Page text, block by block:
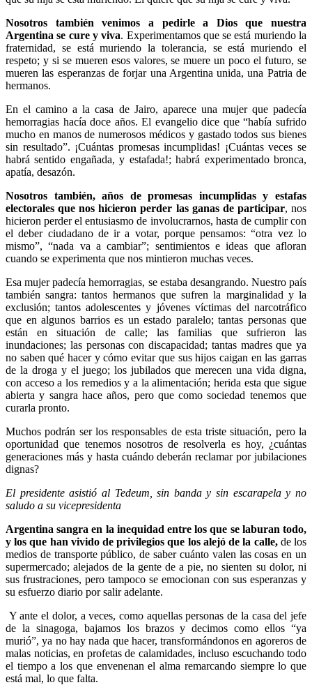
Nosotros también venimos a pedirle a Dios que nuestra
Argentina se cure y viva. Experimentamos que se está muriendo la
fraternidad, se está muriendo la tolerancia, se está muriendo el
respeto; y si se mueren esos valores, se muere un poco el futuro, se
mueren las esperanzas de forjar una Argentina unida, una Patria de
hermanos.
En el camino a la casa de Jairo, aparece una mujer que padecía
hemorragias hacía doce años. El evangelio dice que “había sufrido
mucho en manos de numerosos médicos y gastado todos sus bienes
sin resultado”. ¡Cuántas promesas incumplidas! ¡Cuántas veces se
habrá sentido engañada, y estafada!; habrá experimentado bronca,
apatía, desazón.
Nosotros también, años de promesas incumplidas y estafas
electorales que nos hicieron perder las ganas de participar, nos
hicieron perder el entusiasmo de involucrarnos, hasta de cumplir con
el deber ciudadano de ir a votar, porque pensamos: “otra vez lo
mismo”, “nada va a cambiar”; sentimientos e ideas que afloran
cuando se experimenta que nos mintieron muchas veces.
Esa mujer padecía hemorragias, se estaba desangrando. Nuestro país
también sangra: tantos hermanos que sufren la marginalidad y la
exclusión; tantos adolescentes y jóvenes víctimas del narcotráfico
que en algunos barrios es un estado paralelo; tantas personas que
están en situación de calle; las familias que sufrieron las
inundaciones; las personas con discapacidad; tantas madres que ya
no saben qué hacer y cómo evitar que sus hijos caigan en las garras
de la droga y el juego; los jubilados que merecen una vida digna,
con acceso a los remedios y a la alimentación; herida esta que sigue
abierta y sangra hace años, pero que como sociedad tenemos que
curarla pronto.
Muchos podrán ser los responsables de esta triste situación, pero la
oportunidad que tenemos nosotros de resolverla es hoy, ¿cuántas
generaciones más y hasta cuándo deberán reclamar por jubilaciones
dignas?
El presidente asistió al Tedeum, sin banda y sin escarapela y no
saludo a su vicepresidenta
Argentina sangra en la inequidad entre los que se laburan todo,
y los que han vivido de privilegios que los alejó de la calle, de los
medios de transporte público, de saber cuánto valen las cosas en un
supermercado; alejados de la gente de a pie, no sienten su dolor, ni
sus frustraciones, pero tampoco se emocionan con sus esperanzas y
su esfuerzo diario por salir adelante.
Y ante el dolor, a veces, como aquellas personas de la casa del jefe
de la sinagoga, bajamos los brazos y decimos como ellos “ya
murió”, ya no hay nada que hacer, transformándonos en agoreros de
malas noticias, en profetas de calamidades, incluso escuchando todo
el tiempo a los que envenenan el alma remarcando siempre lo que
está mal, lo que falta.